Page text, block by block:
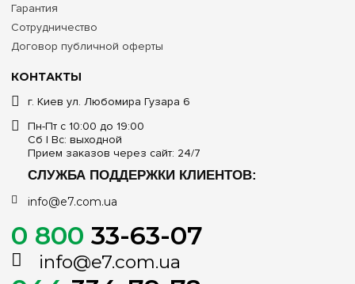
КОНТАКТЫ
г. Киев ул. Любомира Гузара 6
Пн-Пт с 10:00 до 19:00
Сб | Вс: выходной
Прием заказов через сайт: 24/7
СЛУЖБА ПОДДЕРЖКИ КЛИЕНТОВ:
info@e7.com.ua
0 800 33-63-07
info@e7.com.ua
Гарантия
Сотрудничество
Договор публичной оферты